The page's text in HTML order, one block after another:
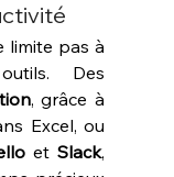
limite pas à
Des
, grâce à
Excel, ou
et Slack,